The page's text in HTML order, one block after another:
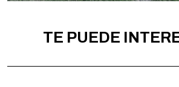
TE PUEDE